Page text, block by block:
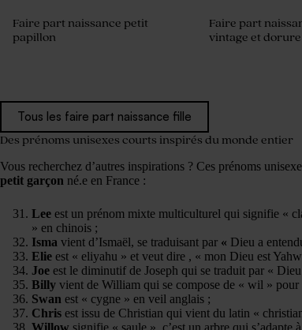
Faire part naissance petit
papillon
Faire part
vintage et
Tous les faire part naissance fille
Des prénoms unisexes courts inspirés du monde entier
Vous recherchez d’autres inspirations ? Ces prénoms
petit garçon né.e en France :
Lee est un prénom mixte multiculturel qui signifie «
» en chinois ;
Isma vient d’Ismaël, se traduisant par « Dieu a
Elie est « eliyahu » et veut dire , « mon Dieu est
Joe est le diminutif de Joseph qui se traduit par «
Billy vient de William qui se compose de « wil »
Swan est « cygne » en veil anglais ;
Chris est issu de Christian qui vient du latin «